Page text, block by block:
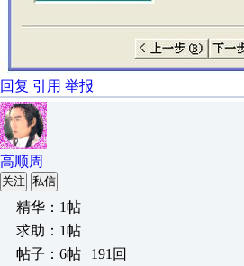
回复 引用 举报
高顺周
关注 私信
精华：1帖
求助：1帖
帖子：6帖 | 191回